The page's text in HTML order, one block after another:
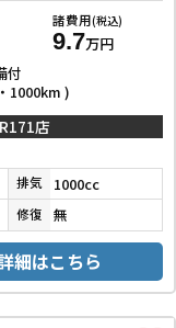
諸費用(税込)
9.7万円
付
1000km )
R171店
排気 1000cc
修復 無
細はこちら